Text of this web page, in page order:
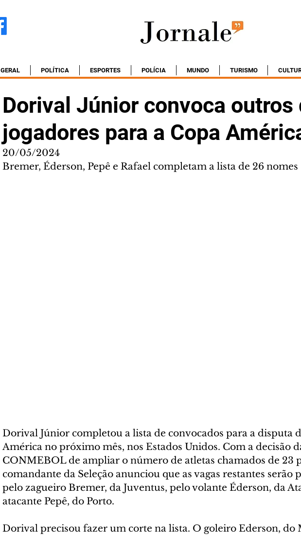
GERAL POLÍTICA ESPORTES POLÍCIA MUNDO TURISMO
Dorival Júnior convoca outros
jogadores para a Copa
20/05/2024
Bremer, Éderson, Pepê e Rafael completam a lista de 26 nomes
Dorival Júnior completou a lista de convocados para a disputa
América no próximo mês, nos Estados Unidos. Com a decisão
CONMEBOL de ampliar o número de atletas chamados de 23
comandante da Seleção anunciou que as vagas restantes serão
pelo zagueiro Bremer, da Juventus, pelo volante Éderson, da
atacante Pepê, do Porto.
Dorival precisou fazer um corte na lista. O goleiro Ederson, do